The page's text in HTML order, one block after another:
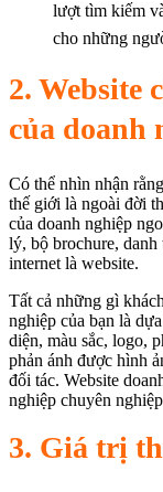
lượt tìm kiếm
cho những
2. Website
của doanh
Có thể nhìn nhận
thế giới là ngoài đời
của doanh nghiệp
lý, bộ brochure,
internet là website.
Tất cả những gì
nghiệp của bạn là
diện, màu sắc, logo,
phản ánh được hình
đối tác. Website
nghiệp chuyên
3. Giá trị